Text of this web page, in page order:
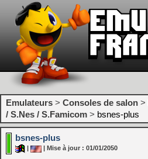
Emulateurs > Consoles de salon >
/ S.Nes / S.Famicom > bsnes-plus
bsnes-plus
| Mise à jour : 01/01/2050